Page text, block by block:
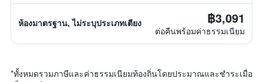
ห้องมาตรฐาน, ไม่ระบุประเภทเตียง ฿3,091
ต่อคืนพร้อมค่าธรรมเนียม
*ทั้งหมดรวมภาษีและค่าธรรมเนียมท้องถิ่นโดยประมาณและชำระเมื่อ